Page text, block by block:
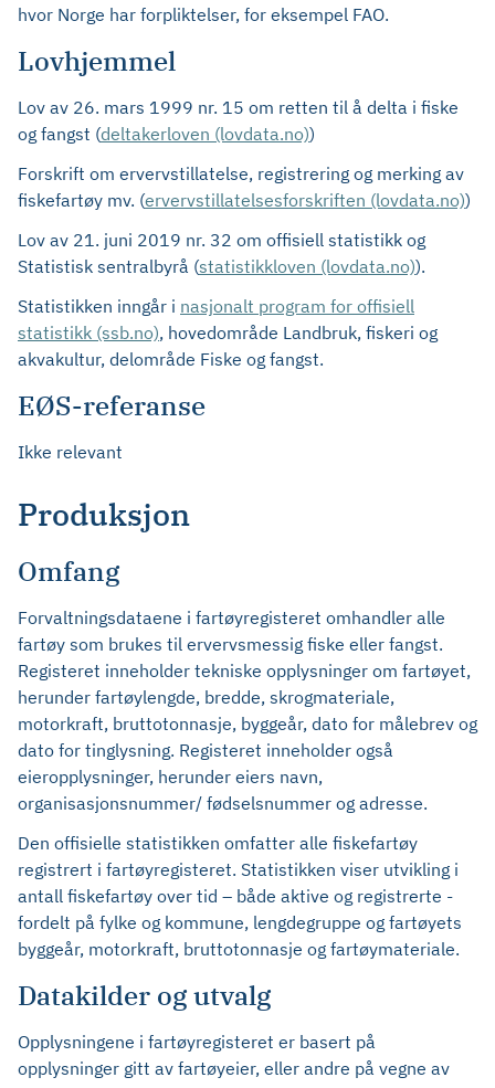
hvor Norge har forpliktelser, for eksempel FAO.
Lovhjemmel
Lov av 26. mars 1999 nr. 15 om retten til å delta i fiske
og fangst (deltakerloven (lovdata.no))
Forskrift om ervervstillatelse, registrering og merking av
fiskefartøy mv. (ervervstillatelsesforskriften (lovdata.no))
Lov av 21. juni 2019 nr. 32 om offisiell statistikk og
Statistisk sentralbyrå (statistikkloven (lovdata.no)).
Statistikken inngår i nasjonalt program for offisiell
statistikk (ssb.no), hovedområde Landbruk, fiskeri og
akvakultur, delområde Fiske og fangst.
EØS-referanse
Ikke relevant
Produksjon
Omfang
Forvaltningsdataene i fartøyregisteret omhandler alle
fartøy som brukes til ervervsmessig fiske eller fangst.
Registeret inneholder tekniske opplysninger om fartøyet,
herunder fartøylengde, bredde, skrogmateriale,
motorkraft, bruttotonnasje, byggeår, dato for målebrev og
dato for tinglysning. Registeret inneholder også
eieropplysninger, herunder eiers navn,
organisasjonsnummer/ fødselsnummer og adresse.
Den offisielle statistikken omfatter alle fiskefartøy
registrert i fartøyregisteret. Statistikken viser utvikling i
antall fiskefartøy over tid – både aktive og registrerte -
fordelt på fylke og kommune, lengdegruppe og fartøyets
byggeår, motorkraft, bruttotonnasje og fartøymateriale.
Datakilder og utvalg
Opplysningene i fartøyregisteret er basert på
opplysninger gitt av fartøyeier, eller andre på vegne av